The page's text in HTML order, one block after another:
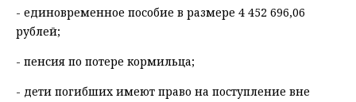
- единовременное пособие в размере 4 452 696,06
рублей;
- пенсия по потере кормильца;
- дети погибших имеют право на поступление вне